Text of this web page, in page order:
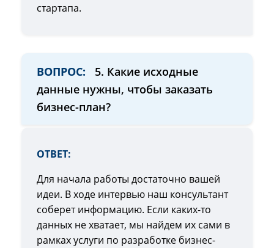
стартапа.
ВОПРОС:
5. Какие исходные
данные нужны, чтобы заказать
бизнес-план?
ОТВЕТ:
Для начала работы достаточно вашей
идеи. В ходе интервью наш консультант
соберет информацию. Если каких-то
данных не хватает, мы найдем их сами в
рамках услуги по разработке бизнес-